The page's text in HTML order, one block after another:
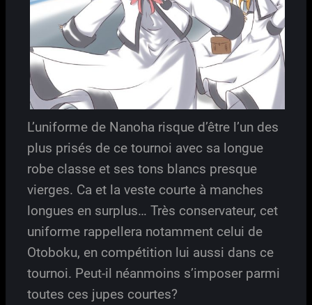
L’uniforme de Nanoha risque d’être l’un des
plus prisés de ce tournoi avec sa longue
robe classe et ses tons blancs presque
vierges. Ca et la veste courte à manches
longues en surplus… Très conservateur, cet
uniforme rappellera notamment celui de
Otoboku, en compétition lui aussi dans ce
tournoi. Peut-il néanmoins s’imposer parmi
toutes ces jupes courtes?